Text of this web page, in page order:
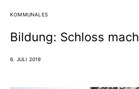
KOMMUNALES
Bildung: Schloss
6. JULI 2019